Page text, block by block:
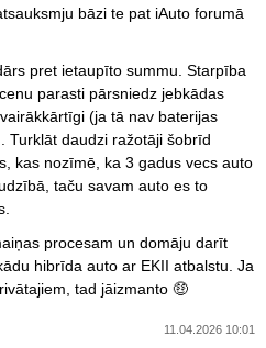
bāzi te pat iAuto forumā
pret ietaupīto summu. Starpība
parasti pārsniedz jebkādas
(ja tā nav baterijas
Turklāt daudzi ražotāji šobrīd
kas nozīmē, ka 3 gadus vecs auto
taču savam auto es to
procesam un domāju darīt
hibrīda auto ar EKII atbalstu. Ja
tad jāizmanto 🤑
11.04.2026 10:01